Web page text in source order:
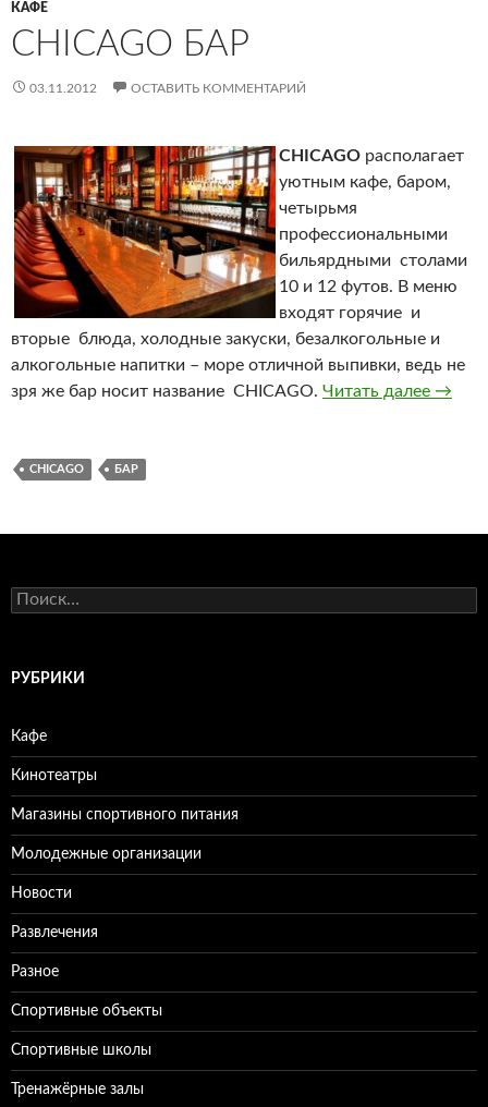
КАФЕ
CHICAGO БАР
03.11.2012 ОСТАВИТЬ КОММЕНТАРИЙ
CHICAGO располагает
уютным кафе, баром,
четырьмя
профессиональными
бильярдными столами
10 и 12 футов. В меню
входят горячие и
вторые блюда, холодные закуски, безалкогольные и
алкогольные напитки – море отличной выпивки, ведь не
зря же бар носит название CHICAGO. Читать далее →
CHICAGO БАР
Н
а
иРУБРИКИ
Кафе
Кинотеатры
Магазины спортивного питания
Молодежные организации
Новости
Развлечения
Разное
Спортивные объекты
Спортивные школы
Тренажёрные залы